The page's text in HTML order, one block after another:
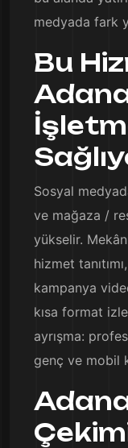
medyada fark
Bu
Sosyal
ve mağaza /
yükselir.
hizmet
kampanya
kısa format
ayrışma:
genç ve mobil